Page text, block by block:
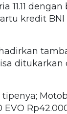
11.11
kredit